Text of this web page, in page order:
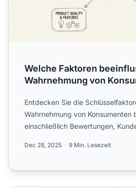
Welche Faktoren
Wahrnehmung von
Entdecken Sie die
Wahrnehmung von Konsumenten
einschließlich Bewertungen,
Dec 28, 2025 9 Min. Lesezeit